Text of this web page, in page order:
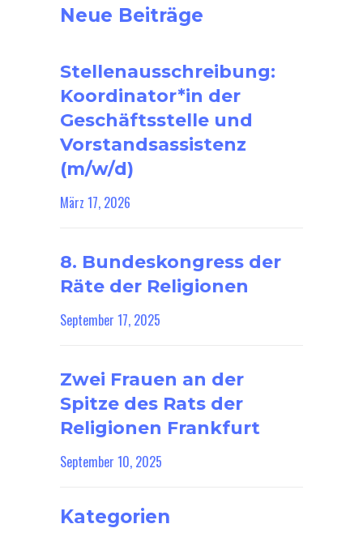
Neue Beiträge
Stellenausschreibung:
Koordinator*in der
Geschäftsstelle und
Vorstandsassistenz
(m/w/d)
März 17, 2026
8. Bundeskongress der
Räte der Religionen
September 17, 2025
Zwei Frauen an der
Spitze des Rats der
Religionen Frankfurt
September 10, 2025
Kategorien